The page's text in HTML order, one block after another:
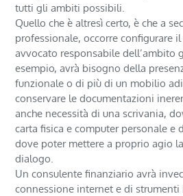
tutti gli ambiti possibili.
Quello che è altresì certo, è che a
professionale, occorre configurare
avvocato responsabile dell’ambito
esempio, avrà bisogno della
funzionale o di più di un mobilio
conservare le documentazioni
anche necessità di una scrivania,
carta fisica e computer personale e
dove poter mettere a proprio agio
dialogo.
Un consulente finanziario avrà
connessione internet e di